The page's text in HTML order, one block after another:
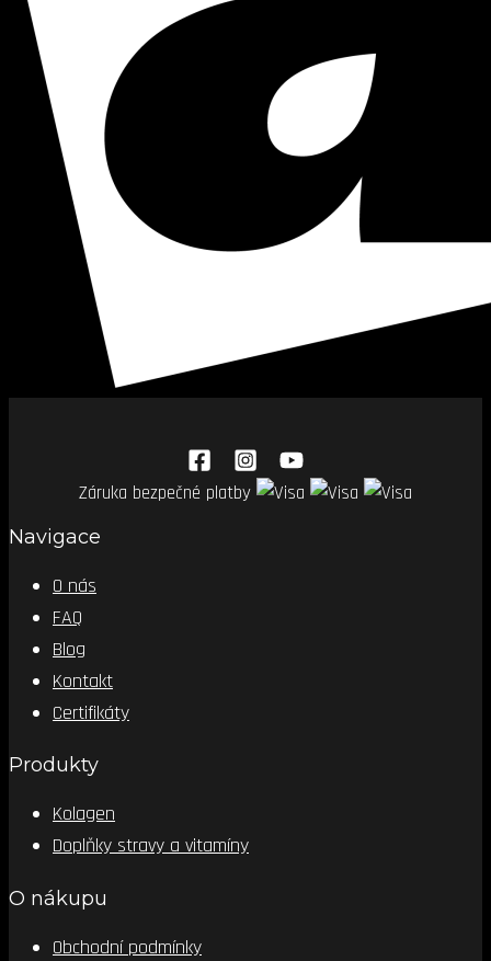
Záruka bezpečné platby
Navigace
O nás
FAQ
Blog
Kontakt
Certifikáty
Produkty
Kolagen
Doplňky stravy a vitamíny
O nákupu
Obchodní podmínky